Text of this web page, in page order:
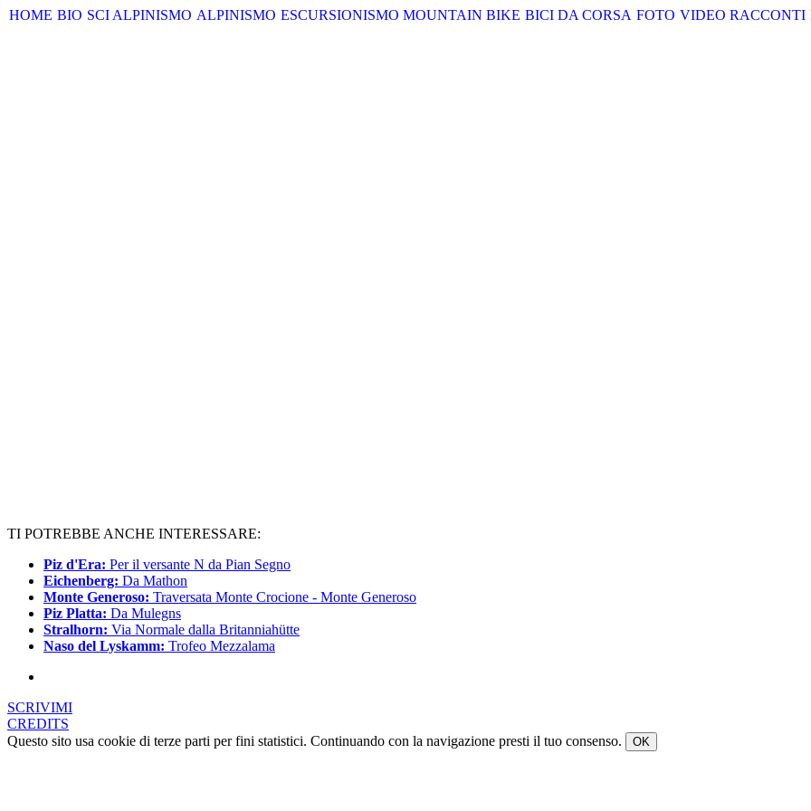
HOME BIO SCI ALPINISMO ALPINISMO ESCURSIONISMO MOUNTAIN BIKE BICI DA CORSA FOTO VIDEO RACCONTI
TI POTREBBE ANCHE INTERESSARE:
Piz d'Era: Per il versante N da Pian Segno
Eichenberg: Da Mathon
Monte Generoso: Traversata Monte Crocione - Monte Generoso
Piz Platta: Da Mulegns
Stralhorn: Via Normale dalla Britanniahütte
Naso del Lyskamm: Trofeo Mezzalama
SCRIVIMI
CREDITS
Questo sito usa cookie di terze parti per fini statistici. Continuando con la navigazione presti il tuo consenso.